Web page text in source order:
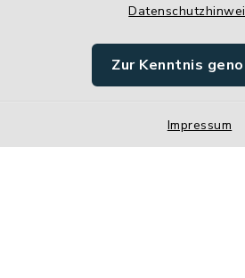
Zur Kenntnis
Impressum
Impressum
Sitemap